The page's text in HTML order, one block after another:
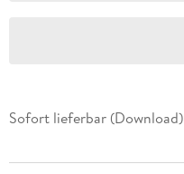
Sofort lieferbar (Download)